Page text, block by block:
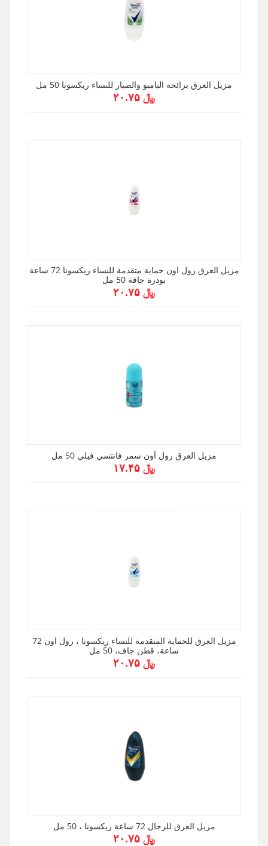
مزيل العرق برائحة البامبو والصبار للنساء ريكسونا 50 مل
﷼ ۲۰.۷۵
مزيل العرق رول اون حماية متقدمة للنساء ريكسونا 72 ساعة
بودرة جافة 50 مل
﷼ ۲۰.۷۵
مزيل العرق رول أون سمر فانتسي فيلي 50 مل
﷼ ۱۷.۴۵
مزيل العرق للحماية المتقدمة للنساء ريكسونا ، رول اون 72
ساعة، قطن جاف، 50 مل
﷼ ۲۰.۷۵
مزيل العرق للرجال 72 ساعة ريكسونا ، 50 مل
﷼ ۲۰.۷۵